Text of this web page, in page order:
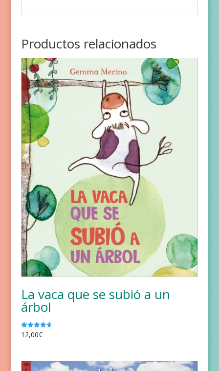
Productos relacionados
La vaca que se subió a un
árbol
Valorado
con
12,00€